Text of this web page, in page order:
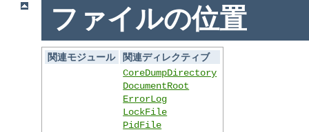
ファイルの位置
関連モジュール
関連ディレクティブ
CoreDumpDirectory
DocumentRoot
ErrorLog
LockFile
PidFile